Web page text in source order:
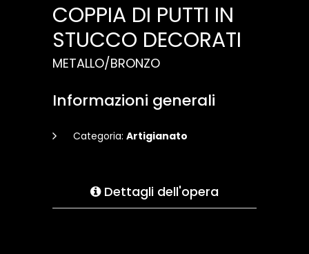
COPPIA DI PUTTI IN
STUCCO DECORATI
METALLO/BRONZO
Informazioni generali
Categoria: Artigianato
Dettagli dell'opera